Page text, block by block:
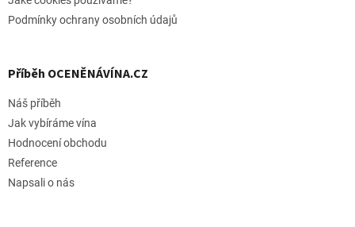
Podmínky ochrany osobních údajů
Příběh OCENĚNÁVÍNA.CZ
Náš příběh
Jak vybíráme vína
Hodnocení obchodu
Reference
Napsali o nás